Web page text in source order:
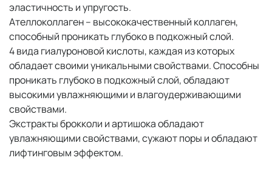
эластичность и упругость.
Ателлоколлаген – высококачественный коллаген,
способный проникать глубоко в подкожный слой.
4 вида гиалуроновой кислоты, каждая из которых
обладает своими уникальными свойствами. Способны
проникать глубоко в подкожный слой, обладают
высокими увлажняющими и влагоудерживающими
свойствами.
Экстракты брокколи и артишока обладают
увлажняющими свойствами, сужают поры и обладают
лифтинговым эффектом.